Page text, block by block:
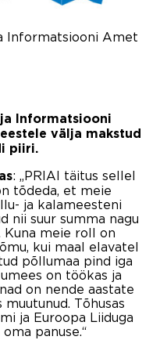
Informatsiooni Amet
Informatsiooni
välja makstud
piiri.
: „PRIAl täitus sellel
tõdeda, et meie
ja kalameesteni
nii suur summa nagu
meie roll on
kui maal elavatel
põllumaa pind iga
on töökas ja
on nende aastate
Tõhusas
ja Euroopa Liiduga
panuse.“